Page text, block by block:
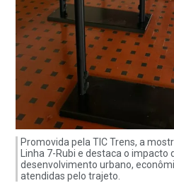
Promovida pela TIC Trens, a
Linha 7-Rubi e destaca o impacto
desenvolvimento urbano,
atendidas pelo trajeto.